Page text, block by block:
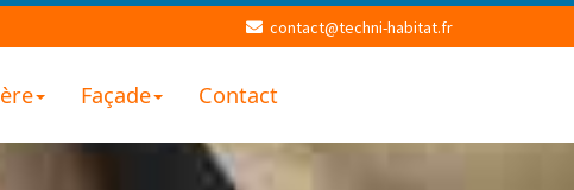
contact@techni-habitat.fr
Façade Contact